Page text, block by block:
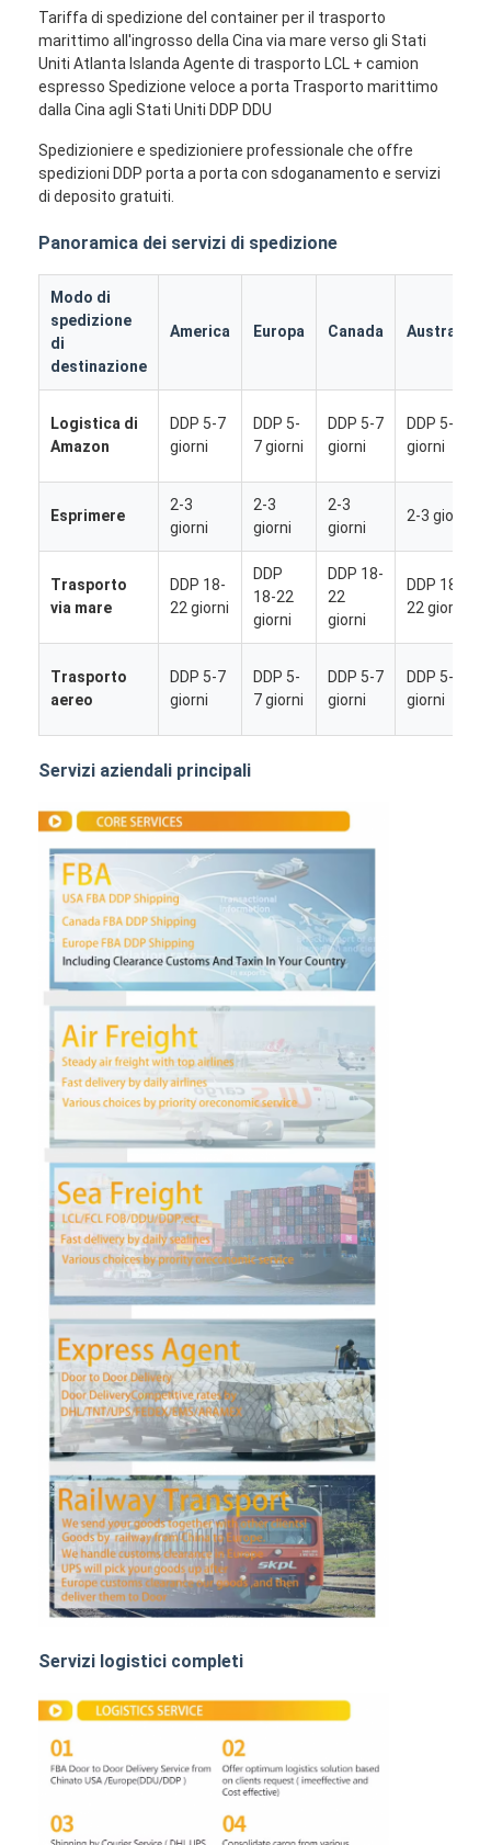
Casa
Chi siamo
Fatory Tour
Controllo di qualità
Contattaci
Ora chiacchieri
Trasporto internazionale di andata
Aereo da trasporto di andata
trasporto marittimo
Spedizioni DDP dalla Cina
trasporto preciso
TRASPORTO DI FERROVIA
Nave verso l' Amazzonia
Trasporti merci su autocarri
Servizio di magazzinaggio
Tariffa di spedizione del container per il trasporto
marittimo all'ingrosso della Cina via mare verso gli Stati
Uniti Atlanta Islanda Agente di trasporto LCL + camion
espresso Spedizione veloce a porta Trasporto marittimo
dalla Cina agli Stati Uniti DDP DDU
Spedizioniere e spedizioniere professionale che offre
spedizioni DDP porta a porta con sdoganamento e servizi
di deposito gratuiti.
Panoramica dei servizi di spedizione
Modo di
spedizione
di
destinazione
America Europa Canada Australia
Logistica di
Amazon
DDP 5-7
giorni
DDP 5-
7 giorni
DDP 5-7
giorni
DDP 5-7
giorni
Esprimere
2-3
giorni
2-3
giorni
2-3
giorni
2-3 giorni
Trasporto
via mare
DDP 18-
22 giorni
DDP
18-22
giorni
DDP 18-
22
giorni
DDP 18-
22 giorni
Trasporto
aereo
DDP 5-7
giorni
DDP 5-
7 giorni
DDP 5-7
giorni
DDP 5-7
giorni
Servizi aziendali principali
Servizi logistici completi